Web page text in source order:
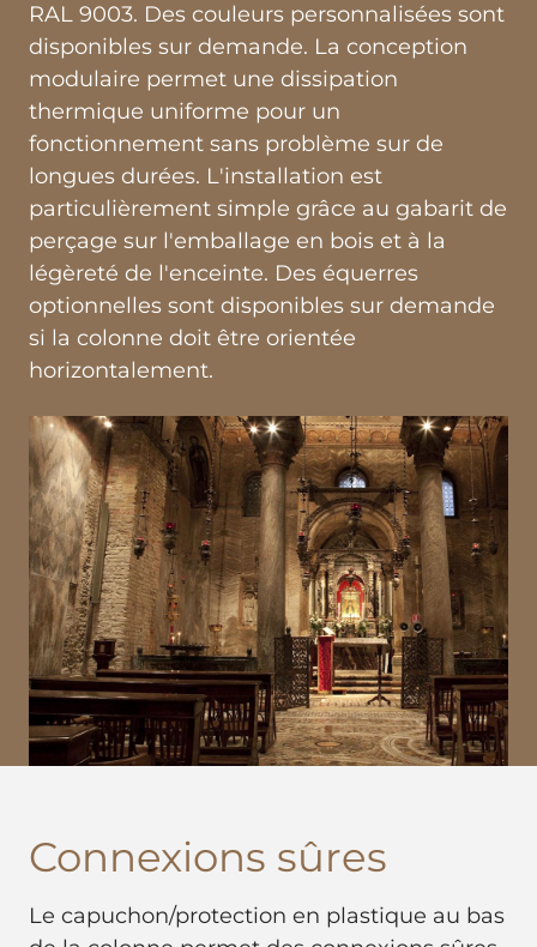
RAL 9003. Des couleurs personnalisées sont
disponibles sur demande. La conception
modulaire permet une dissipation
thermique uniforme pour un
fonctionnement sans problème sur de
longues durées. L'installation est
particulièrement simple grâce au gabarit de
perçage sur l'emballage en bois et à la
légèreté de l'enceinte. Des équerres
optionnelles sont disponibles sur demande
si la colonne doit être orientée
horizontalement.
Connexions sûres
Le capuchon/protection en plastique au bas